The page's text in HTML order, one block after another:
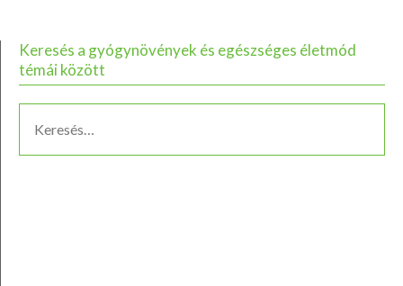
Keresés a gyógynövények és egészséges életmód
témái között